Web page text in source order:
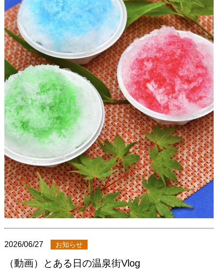
2026/06/27 お知らせ
（動画）とある日の温泉街Vlog